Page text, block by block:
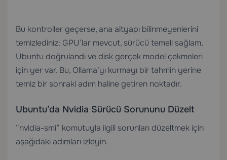
Bu kontroller geçerse, ana altyapı bilinmeyenlerini
temizlediniz: GPU’lar mevcut, sürücü temeli sağlam,
Ubuntu doğrulandı ve disk gerçek model çekmeleri
için yer var. Bu, Ollama’yı kurmayı bir tahmin yerine
temiz bir sonraki adım haline getiren noktadır.
Ubuntu’da Nvidia Sürücü Sorununu Düzelt
“nvidia-smi” komutuyla ilgili sorunları düzeltmek için
aşağıdaki adımları izleyin.